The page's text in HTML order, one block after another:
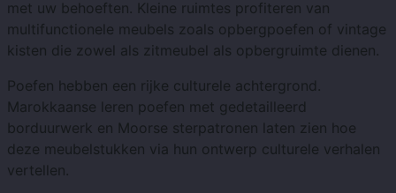
met uw behoeften. Kleine ruimtes profiteren van
multifunctionele meubels zoals opbergpoefen of vintage
kisten die zowel als zitmeubel als opbergruimte dienen.
Poefen hebben een rijke culturele achtergrond.
Marokkaanse leren poefen met gedetailleerd
borduurwerk en Moorse sterpatronen laten zien hoe
deze meubelstukken via hun ontwerp culturele verhalen
vertellen.